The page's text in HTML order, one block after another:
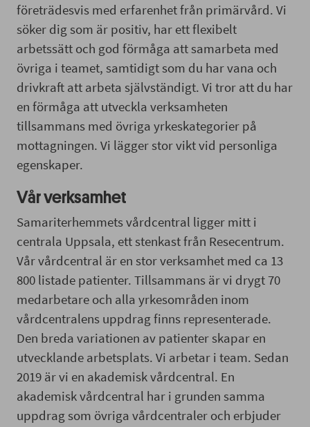
företrädesvis med erfarenhet från primärvård. Vi
söker dig som är positiv, har ett flexibelt
arbetssätt och god förmåga att samarbeta med
övriga i teamet, samtidigt som du har vana och
drivkraft att arbeta självständigt. Vi tror att du har
en förmåga att utveckla verksamheten
tillsammans med övriga yrkeskategorier på
mottagningen. Vi lägger stor vikt vid personliga
egenskaper.
Vår verksamhet
Samariterhemmets vårdcentral ligger mitt i
centrala Uppsala, ett stenkast från Resecentrum.
Vår vårdcentral är en stor verksamhet med ca 13
800 listade patienter. Tillsammans är vi drygt 70
medarbetare och alla yrkesområden inom
vårdcentralens uppdrag finns representerade.
Den breda variationen av patienter skapar en
utvecklande arbetsplats. Vi arbetar i team. Sedan
2019 är vi en akademisk vårdcentral. En
akademisk vårdcentral har i grunden samma
uppdrag som övriga vårdcentraler och erbjuder